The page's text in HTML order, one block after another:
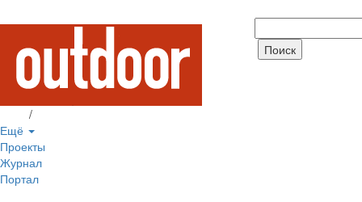
/
Ещё
Проекты
Журнал
Портал